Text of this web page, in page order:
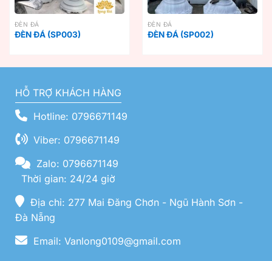
ĐÈN ĐÁ
ĐÈN ĐÁ (SP003)
ĐÈN ĐÁ
ĐÈN ĐÁ (SP002)
HỖ TRỢ KHÁCH HÀNG
Hotline: 0796671149
Viber: 0796671149
Zalo: 0796671149
Thời gian: 24/24 giờ
Địa chỉ: 277 Mai Đăng Chơn - Ngũ Hành Sơn -
Đà Nẵng
Email: Vanlong0109@gmail.com